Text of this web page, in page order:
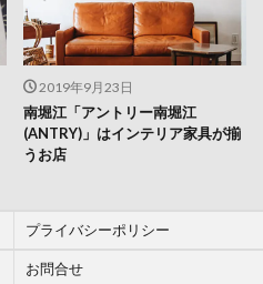
2019年9月23日
南堀江「アントリー南堀江
(ANTRY)」はインテリア家具が揃
うお店
プライバシーポリシー
お問合せ